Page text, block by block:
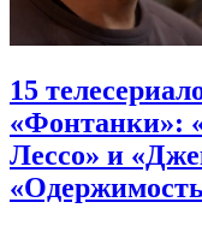
15
«Фонтанки»:
Лессо» и